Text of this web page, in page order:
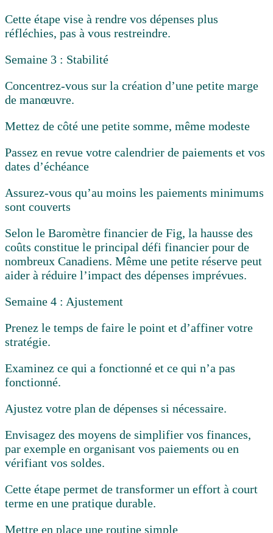
Cette étape vise à rendre vos dépenses plus
réfléchies, pas à vous restreindre.
Semaine 3 : Stabilité
Concentrez-vous sur la création d’une petite marge
de manœuvre.
Mettez de côté une petite somme, même modeste
Passez en revue votre calendrier de paiements et vos
dates d’échéance
Assurez-vous qu’au moins les paiements minimums
sont couverts
Selon le Baromètre financier de Fig, la hausse des
coûts constitue le principal défi financier pour de
nombreux Canadiens. Même une petite réserve peut
aider à réduire l’impact des dépenses imprévues.
Semaine 4 : Ajustement
Prenez le temps de faire le point et d’affiner votre
stratégie.
Examinez ce qui a fonctionné et ce qui n’a pas
fonctionné.
Ajustez votre plan de dépenses si nécessaire.
Envisagez des moyens de simplifier vos finances,
par exemple en organisant vos paiements ou en
vérifiant vos soldes.
Cette étape permet de transformer un effort à court
terme en une pratique durable.
Mettre en place une routine simple